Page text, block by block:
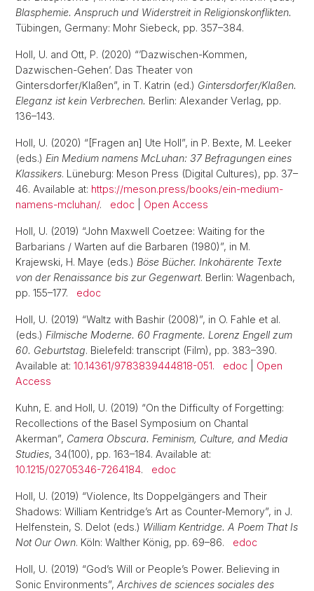
Blasphemie. Anspruch und Widerstreit in Religionskonflikten.
Tübingen, Germany: Mohr Siebeck, pp. 357–384.
Holl, U. and Ott, P. (2020) “’Dazwischen-Kommen,
Dazwischen-Gehen’. Das Theater von
Gintersdorfer/Klaßen”, in T. Katrin (ed.) Gintersdorfer/Klaßen.
Eleganz ist kein Verbrechen. Berlin: Alexander Verlag, pp.
136–143.
Holl, U. (2020) “[Fragen an] Ute Holl”, in P. Bexte, M. Leeker
(eds.) Ein Medium namens McLuhan: 37 Befragungen eines
Klassikers. Lüneburg: Meson Press (Digital Cultures), pp. 37–
46. Available at: https://meson.press/books/ein-medium-
namens-mcluhan/. edoc Open Access
Holl, U. (2019) “John Maxwell Coetzee: Waiting for the
Barbarians / Warten auf die Barbaren (1980)”, in M.
Krajewski, H. Maye (eds.) Böse Bücher. Inkohärente Texte
von der Renaissance bis zur Gegenwart. Berlin: Wagenbach,
pp. 155–177. edoc
Holl, U. (2019) “Waltz with Bashir (2008)”, in O. Fahle et al.
(eds.) Filmische Moderne. 60 Fragmente. Lorenz Engell zum
60. Geburtstag. Bielefeld: transcript (Film), pp. 383–390.
Available at: 10.14361/9783839444818-051. edoc
Open
Access
Kuhn, E. and Holl, U. (2019) “On the Difficulty of Forgetting:
Recollections of the Basel Symposium on Chantal
Akerman”, Camera Obscura. Feminism, Culture, and Media
Studies, 34(100), pp. 163–184. Available at:
10.1215/02705346-7264184. edoc
Holl, U. (2019) “Violence, Its Doppelgängers and Their
Shadows: William Kentridge’s Art as Counter-Memory”, in J.
Helfenstein, S. Delot (eds.) William Kentridge. A Poem That Is
Not Our Own. Köln: Walther König, pp. 69–86. edoc
Holl, U. (2019) “God’s Will or People’s Power. Believing in
Sonic Environments”, Archives de sciences sociales des